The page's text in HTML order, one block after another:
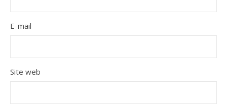
E-mail
Site web